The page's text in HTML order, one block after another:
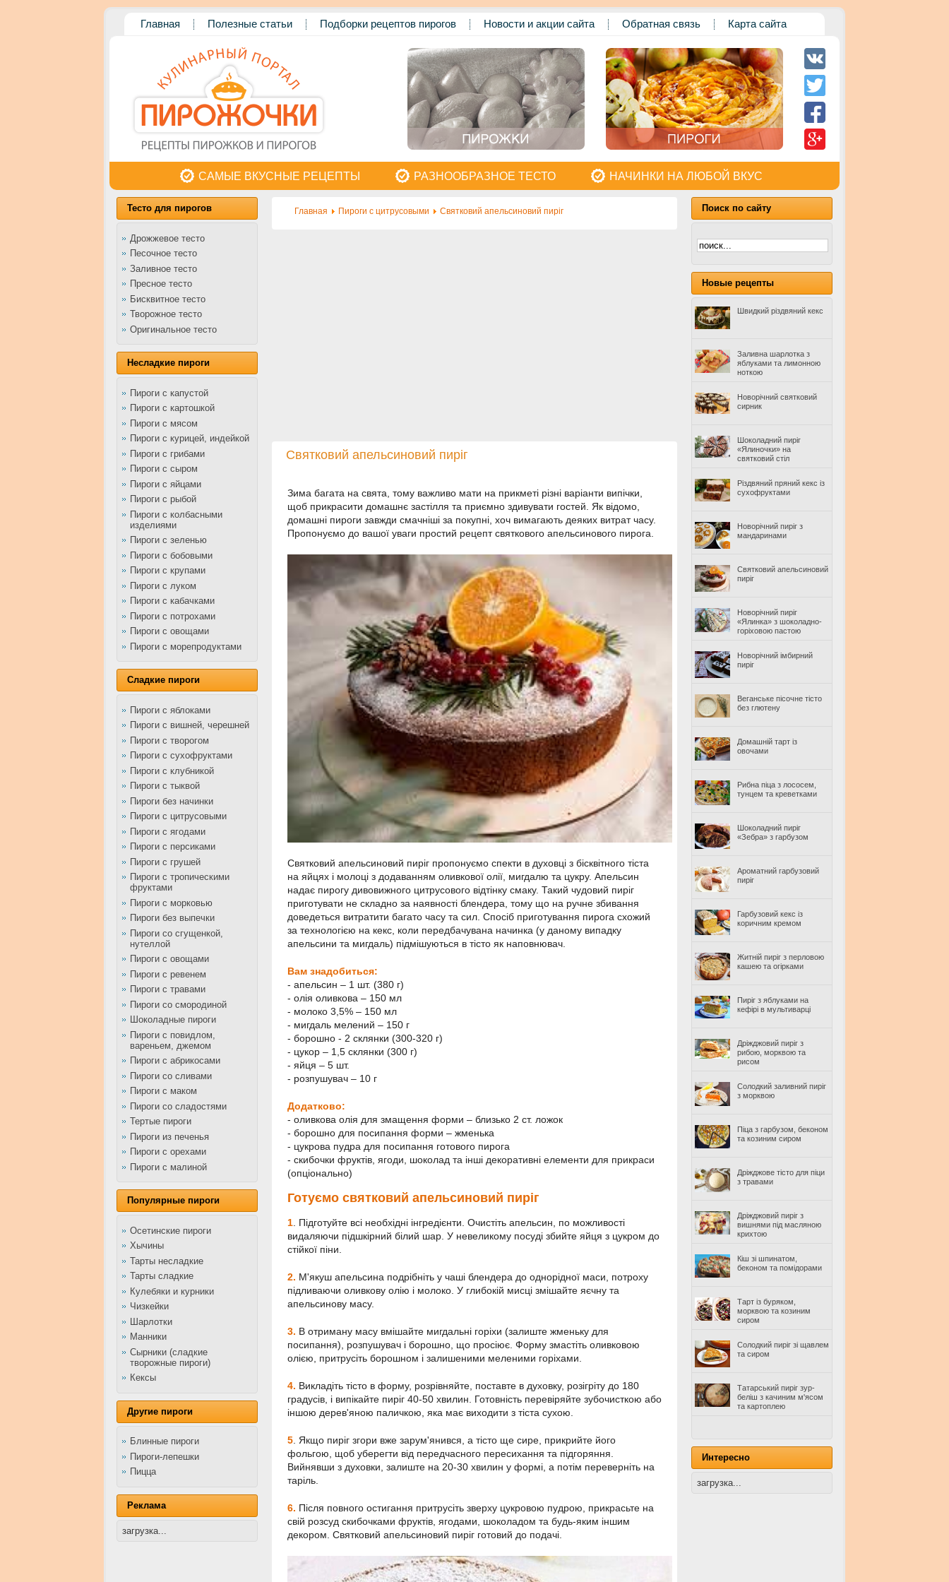
Главная Полезные статьи Подборки рецептов пирогов Новости и акции сайта Обратная связь Карта сайта
САМЫЕ ВКУСНЫЕ РЕЦЕПТЫ РАЗНООБРАЗНОЕ ТЕСТО НАЧИНКИ НА ЛЮБОЙ ВКУС
Тесто для пирогов
Дрожжевое тесто
Песочное тесто
Заливное тесто
Пресное тесто
Бисквитное тесто
Творожное тесто
Оригинальное тесто
Несладкие пироги
Пироги с капустой
Пироги с картошкой
Пироги с мясом
Пироги с курицей, индейкой
Пироги с грибами
Пироги с сыром
Пироги с яйцами
Пироги с рыбой
Пироги с колбасными
изделиями
Пироги с зеленью
Пироги с бобовыми
Пироги с крупами
Пироги с луком
Пироги с кабачками
Пироги с потрохами
Пироги с овощами
Пироги с морепродуктами
Сладкие пироги
Пироги с яблоками
Пироги с вишней, черешней
Пироги с творогом
Пироги с сухофруктами
Пироги с клубникой
Пироги с тыквой
Пироги без начинки
Пироги с цитрусовыми
Пироги с ягодами
Пироги с персиками
Пироги с грушей
Пироги с тропическими
фруктами
Пироги с морковью
Пироги без выпечки
Пироги со сгущенкой,
нутеллой
Пироги с овощами
Пироги с ревенем
Пироги с травами
Пироги со смородиной
Шоколадные пироги
Пироги с повидлом,
вареньем, джемом
Пироги с абрикосами
Пироги со сливами
Пироги с маком
Пироги со сладостями
Тертые пироги
Пироги из печенья
Пироги с орехами
Пироги с малиной
Популярные пироги
Осетинские пироги
Хычины
Тарты несладкие
Тарты сладкие
Кулебяки и курники
Чизкейки
Шарлотки
Манники
Сырники (сладкие
творожные пироги)
Кексы
Другие пироги
Блинные пироги
Пироги-лепешки
Пицца
Реклама
загрузка...
Главная Пироги с цитрусовыми Святковий апельсиновий пиріг
Святковий апельсиновий пиріг
Зима багата на свята, тому важливо мати на прикметі різні варіанти випічки,
щоб прикрасити домашнє застілля та приємно здивувати гостей. Як відомо,
домашні пироги завжди смачніші за покупні, хоч вимагають деяких витрат часу.
Пропонуємо до вашої уваги простий рецепт святкового апельсинового пирога.
Святковий апельсиновий пиріг пропонуємо спекти в духовці з бісквітного тіста
на яйцях і молоці з додаванням оливкової олії, мигдалю та цукру. Апельсин
надає пирогу дивовижного цитрусового відтінку смаку. Такий чудовий пиріг
приготувати не складно за наявності блендера, тому що на ручне збивання
доведеться витратити багато часу та сил. Спосіб приготування пирога схожий
за технологією на кекс, коли передбачувана начинка (у даному випадку
апельсини та мигдаль) підмішуються в тісто як наповнювач.
Вам знадобиться:
- апельсин – 1 шт. (380 г)
- олія оливкова – 150 мл
- молоко 3,5% – 150 мл
- мигдаль мелений – 150 г
- борошно - 2 склянки (300-320 г)
- цукор – 1,5 склянки (300 г)
- яйця – 5 шт.
- розпушувач – 10 г
Додатково:
- оливкова олія для змащення форми – близько 2 ст. ложок
- борошно для посипання форми – жменька
- цукрова пудра для посипання готового пирога
- скибочки фруктів, ягоди, шоколад та інші декоративні елементи для прикраси
(опціонально)
Готуємо святковий апельсиновий пиріг
1 Підготуйте всі необхідні інгредієнти. Очистіть апельсин, по можливості
видаляючи підшкірний білий шар. У невеликому посуді збийте яйця з цукром до
стійкої піни.
2. М'якуш апельсина подрібніть у чаші блендера до однорідної маси, потроху
підливаючи оливкову олію і молоко. У глибокій мисці змішайте яєчну та
апельсинову масу.
3. В отриману масу вмішайте мигдальні горіхи (залиште жменьку для
посипання), розпушувач і борошно, що просіює. Форму змастіть оливковою
олією, притрусіть борошном і залишеними меленими горіхами.
4. Викладіть тісто в форму, розрівняйте, поставте в духовку, розігріту до 180
градусів, і випікайте пиріг 40-50 хвилин. Готовність перевіряйте зубочисткою або
іншою дерев'яною паличкою, яка має виходити з тіста сухою.
5 Якщо пиріг згори вже зарум'янився, а тісто ще сире, прикрийте його
фольгою, щоб уберегти від передчасного пересихання та підгоряння.
Вийнявши з духовки, залиште на 20-30 хвилин у формі, а потім переверніть на
таріль.
6. Після повного остигання притрусіть зверху цукровою пудрою, прикрасьте на
свій розсуд скибочками фруктів, ягодами, шоколадом та будь-яким іншим
декором. Святковий апельсиновий пиріг готовий до подачі.
Поиск по сайту
Новые рецепты
Швидкий різдвяний кекс
Заливна шарлотка з
яблуками та лимонною
ноткою
Новорічний святковий
сирник
Шоколадний пиріг
«Ялиночки» на
святковий стіл
Різдвяний пряний кекс із
сухофруктами
Новорічний пиріг з
мандаринами
Святковий апельсиновий
пиріг
Новорічний пиріг
«Ялинка» з шоколадно-
горіховою пастою
Новорічний імбирний
пиріг
Веганське пісочне тісто
без глютену
Домашній тарт із
овочами
Рибна піца з лососем,
тунцем та креветками
Шоколадний пиріг
«Зебра» з гарбузом
Ароматний гарбузовий
пиріг
Гарбузовий кекс із
коричним кремом
Житній пиріг з перловою
кашею та огірками
Пиріг з яблуками на
кефірі в мультиварці
Дріжджовий пиріг з
рибою, морквою та
рисом
Солодкий заливний пиріг
з морквою
Піца з гарбузом, беконом
та козиним сиром
Дріжджове тісто для піци
з травами
Дріжджовий пиріг з
вишнями під масляною
крихтою
Кіш зі шпинатом,
беконом та помідорами
Тарт із буряком,
морквою та козиним
сиром
Солодкий пиріг зі щавлем
та сиром
Татарський пиріг зур-
беліш з качиним м'ясом
та картоплею
Интересно
загрузка...